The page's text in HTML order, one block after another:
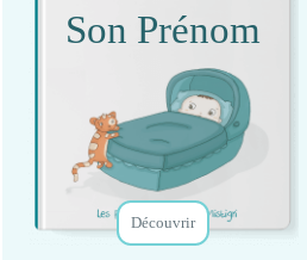
Son Prénom
Découvrir